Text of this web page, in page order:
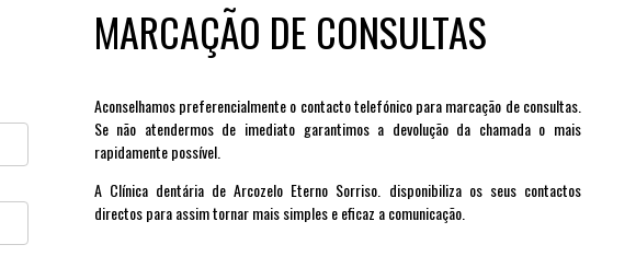
MARCAÇÃO DE CONSULTAS
Aconselhamos preferencialmente o contacto telefónico para marcação de consultas.
Se não atendermos de imediato garantimos a devolução da chamada o mais
rapidamente possível.
A Clínica dentária de Arcozelo Eterno Sorriso. disponibiliza os seus contactos
directos para assim tornar mais simples e eficaz a comunicação.